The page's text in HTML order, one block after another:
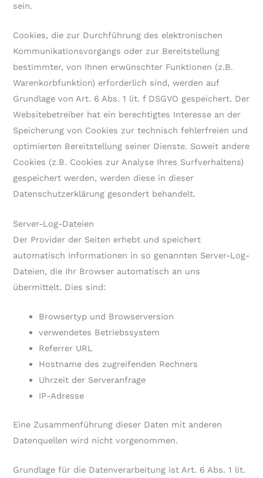
sein.
Cookies, die zur Durchführung des elektronischen
Kommunikationsvorgangs oder zur Bereitstellung
bestimmter, von Ihnen erwünschter Funktionen (z.B.
Warenkorbfunktion) erforderlich sind, werden auf
Grundlage von Art. 6 Abs. 1 lit. f DSGVO gespeichert. Der
Websitebetreiber hat ein berechtigtes Interesse an der
Speicherung von Cookies zur technisch fehlerfreien und
optimierten Bereitstellung seiner Dienste. Soweit andere
Cookies (z.B. Cookies zur Analyse Ihres Surfverhaltens)
gespeichert werden, werden diese in dieser
Datenschutzerklärung gesondert behandelt.
Server-Log-Dateien
Der Provider der Seiten erhebt und speichert
automatisch Informationen in so genannten Server-Log-
Dateien, die Ihr Browser automatisch an uns
übermittelt. Dies sind:
Browsertyp und Browserversion
verwendetes Betriebssystem
Referrer URL
Hostname des zugreifenden Rechners
Uhrzeit der Serveranfrage
IP-Adresse
Eine Zusammenführung dieser Daten mit anderen
Datenquellen wird nicht vorgenommen.
Grundlage für die Datenverarbeitung ist Art. 6 Abs. 1 lit.